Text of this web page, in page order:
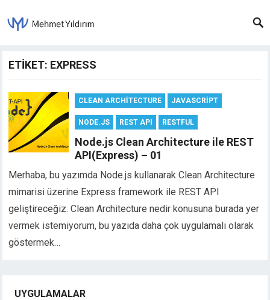
ETIKET: EXPRESS
CLEAN ARCHITECTURE JAVASCRIPT
NODE.JS REST API RESTFUL
Node.js Clean Architecture ile REST
API(Express) – 01
Merhaba, bu yazımda Node.js kullanarak Clean Architecture
mimarisi üzerine Express framework ile REST API
geliştireceğiz. Clean Architecture nedir konusuna burada yer
vermek istemiyorum, bu yazıda daha çok uygulamalı olarak
göstermek…
UYGULAMALAR